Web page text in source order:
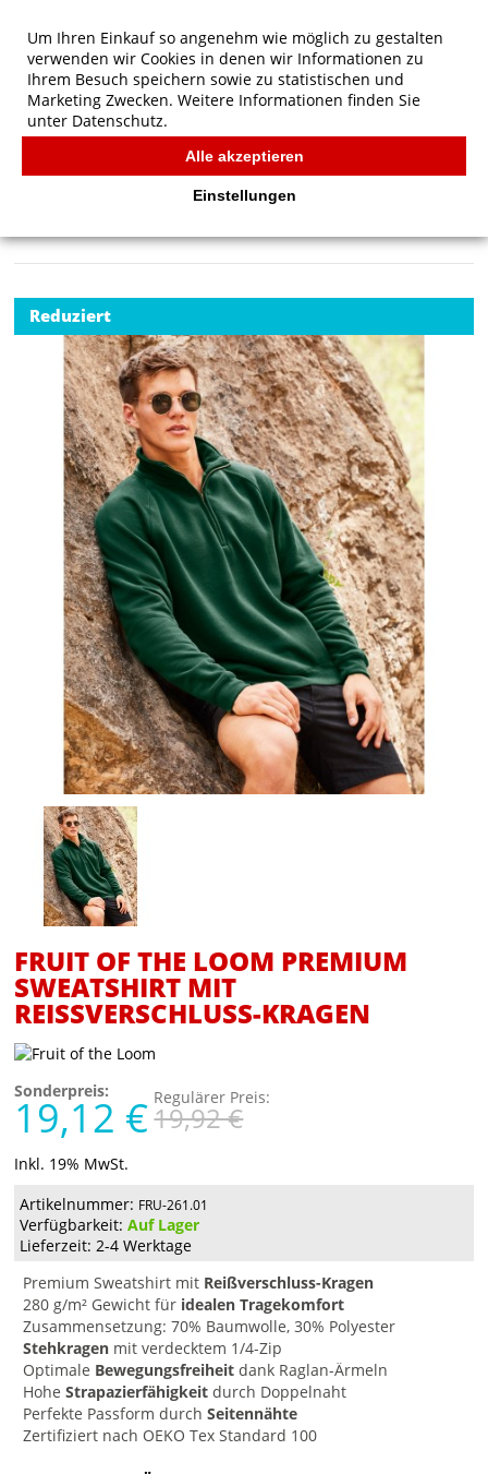
Fruit of the Loom Premium Sweatshirt mit
Reißverschluss-Kragen
FRUIT OF THE LOOM
Reduziert
FRUIT OF THE LOOM PREMIUM
SWEATSHIRT MIT
REISSVERSCHLUSS-KRAGEN
Sonderpreis:
19,12 € Regulärer Preis:
19,92 €
Inkl. 19% MwSt.
Artikelnummer: FRU-261.01
Verfügbarkeit:Auf Lager
Lieferzeit: 2-4 Werktage
Premium Sweatshirt mit Reißverschluss-Kragen
280 g/m² Gewicht für idealen Tragekomfort
Zusammensetzung: 70% Baumwolle, 30% Polyester
Stehkragen mit verdecktem 1/4-Zip
Optimale Bewegungsfreiheit dank Raglan-Ärmeln
HoheStrapazierfähigkeit durch Doppelnaht
Perfekte Passform durchSeitennähte
Zertifiziert nach OEKO Tex Standard 100
Um Ihren Einkauf so angenehm wie möglich zu gestalten
verwenden wir Cookies in denen wir Informationen zu
Ihrem Besuch speichern sowie zu statistischen und
Marketing Zwecken. Weitere Informationen finden Sie
unter Datenschutz.
Alle akzeptieren
Einstellungen